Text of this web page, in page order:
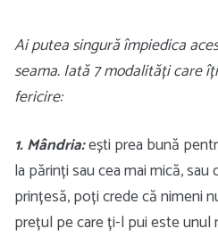
Ai putea singură împiedica
seama. Iată 7 modalități care
fericire:
1. Mândria:ești prea bună
la părinți sau cea mai mică,
prințesă, poți crede că nimeni
prețul pe care ți-l pui este unul